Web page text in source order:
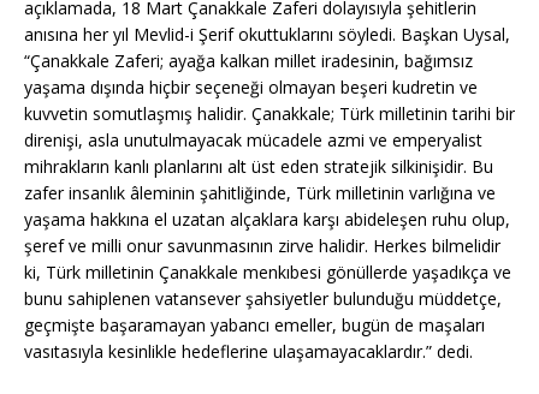
açıklamada, 18 Mart Çanakkale Zaferi dolayısıyla şehitlerin
anısına her yıl Mevlid-i Şerif okuttuklarını söyledi. Başkan Uysal,
“Çanakkale Zaferi; ayağa kalkan millet iradesinin, bağımsız
yaşama dışında hiçbir seçeneği olmayan beşeri kudretin ve
kuvvetin somutlaşmış halidir. Çanakkale; Türk milletinin tarihi bir
direnişi, asla unutulmayacak mücadele azmi ve emperyalist
mihrakların kanlı planlarını alt üst eden stratejik silkinişidir. Bu
zafer insanlık âleminin şahitliğinde, Türk milletinin varlığına ve
yaşama hakkına el uzatan alçaklara karşı abideleşen ruhu olup,
şeref ve milli onur savunmasının zirve halidir. Herkes bilmelidir
ki, Türk milletinin Çanakkale menkıbesi gönüllerde yaşadıkça ve
bunu sahiplenen vatansever şahsiyetler bulunduğu müddetçe,
geçmişte başaramayan yabancı emeller, bugün de maşaları
vasıtasıyla kesinlikle hedeflerine ulaşamayacaklardır.” dedi.